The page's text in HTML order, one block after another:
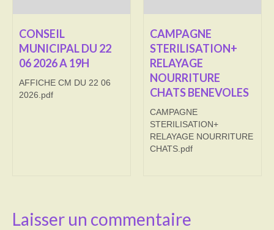
Cimetière
Correspondants de presse
LE BRULAGE DES VEGETAUX
CONSEIL
MUNICIPAL DU 22
06 2026 A 19H
AFFICHE CM DU 22 06
2026.pdf
CAMPAGNE
STERILISATION+
RELAYAGE
NOURRITURE
CHATS BENEVOLES
CAMPAGNE
STERILISATION+
RELAYAGE NOURRITURE
CHATS.pdf
Laisser un commentaire